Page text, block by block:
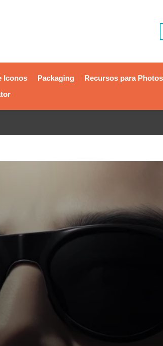
Iconos Packaging Recursos para